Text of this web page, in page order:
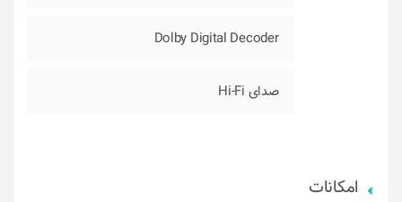
Dolby Digital Decoder
صدای Hi-Fi
امکانات